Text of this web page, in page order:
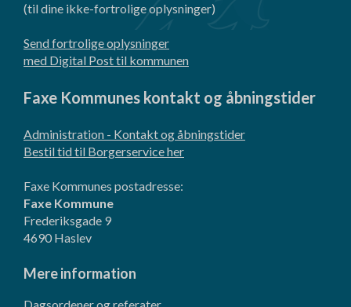
(til dine ikke-fortrolige oplysninger)
Send fortrolige oplysninger
med Digital Post til kommunen
Faxe Kommunes kontakt og åbningstider
Administration - Kontakt og åbningstider
Bestil tid til Borgerservice her
Faxe Kommunes postadresse:
Faxe Kommune
Frederiksgade 9
4690 Haslev
Mere information